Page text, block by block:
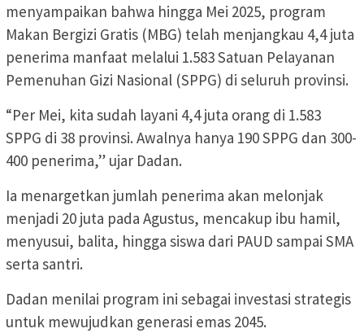
menyampaikan bahwa hingga Mei 2025, program
Makan Bergizi Gratis (MBG) telah menjangkau 4,4 juta
penerima manfaat melalui 1.583 Satuan Pelayanan
Pemenuhan Gizi Nasional (SPPG) di seluruh provinsi.
“Per Mei, kita sudah layani 4,4 juta orang di 1.583
SPPG di 38 provinsi. Awalnya hanya 190 SPPG dan 300-
400 penerima,” ujar Dadan.
Ia menargetkan jumlah penerima akan melonjak
menjadi 20 juta pada Agustus, mencakup ibu hamil,
menyusui, balita, hingga siswa dari PAUD sampai SMA
serta santri.
Dadan menilai program ini sebagai investasi strategis
untuk mewujudkan generasi emas 2045.